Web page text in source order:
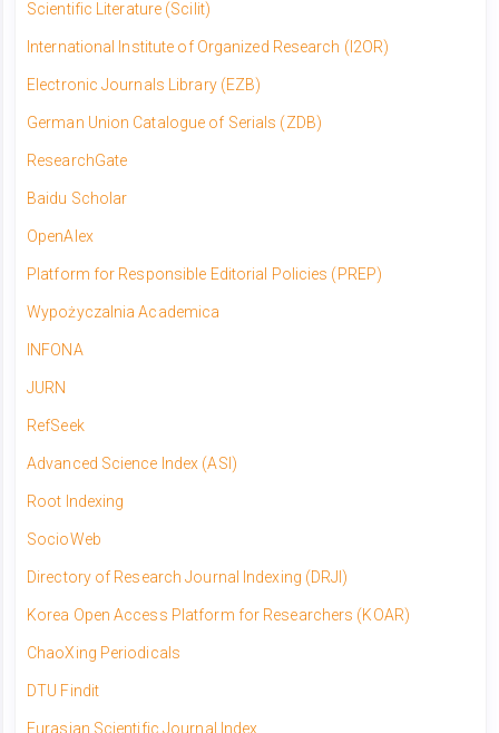
Scientific Literature (Scilit)
International Institute of Organized Research (I2OR)
Electronic Journals Library (EZB)
German Union Catalogue of Serials (ZDB)
ResearchGate
Baidu Scholar
OpenAlex
Platform for Responsible Editorial Policies (PREP)
Wypożyczalnia Academica
INFONA
JURN
RefSeek
Advanced Science Index (ASI)
Root Indexing
SocioWeb
Directory of Research Journal Indexing (DRJI)
Korea Open Access Platform for Researchers (KOAR)
ChaoXing Periodicals
DTU Findit
Eurasian Scientific Journal Index